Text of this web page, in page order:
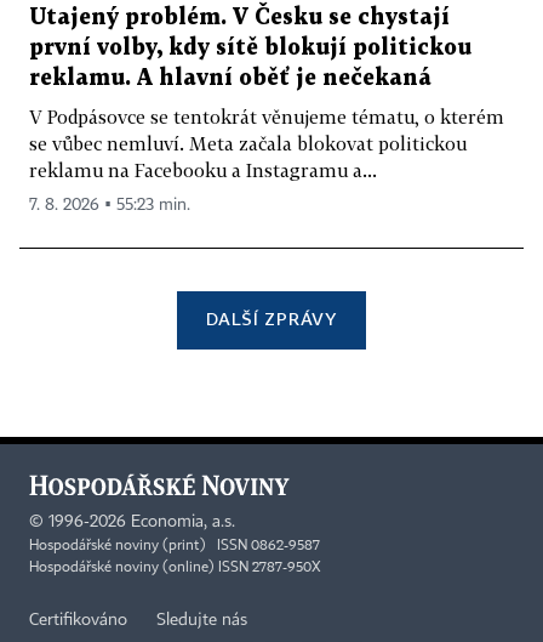
Utajený problém. V Česku se chystají
první volby, kdy sítě blokují politickou
reklamu. A hlavní oběť je nečekaná
V Podpásovce se tentokrát věnujeme tématu, o kterém
se vůbec nemluví. Meta začala blokovat politickou
reklamu na Facebooku a Instagramu a...
7. 8. 2026 ▪ 55:23 min.
DALŠÍ ZPRÁVY
© 1996-2026 Economia, a.s.
Hospodářské noviny (print) ISSN 0862-9587
Hospodářské noviny (online) ISSN 2787-950X
Certifikováno Sledujte nás